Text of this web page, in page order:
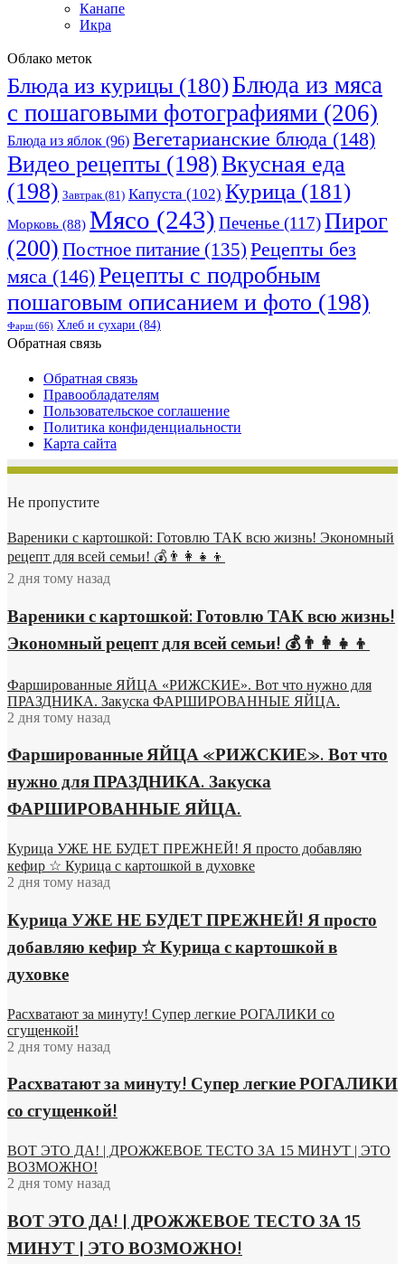
Канапе
Икра
Облако меток
Блюда из курицы (180)Блюда из мяса
с пошаговыми фотографиями (206)
Блюда из яблок (96) Вегетарианские блюда (148)
Видео рецепты (198)Вкусная еда
(198) Завтрак(81) Капуста (102) Курица (181)
Морковь (88) Мясо (243) Печенье (117)Пирог
(200) Постное питание (135) Рецепты без
мяса (146)Рецепты с подробным
пошаговым описанием и фото (198)
Фарш(66) Хлеб и сухари (84)
Обратная связь
Обратная связь
Правообладателям
Пользовательское соглашение
Политика конфиденциальности
Карта сайта
Не пропустите
Вареники с картошкой: Готовлю ТАК всю жизнь! Экономный
рецепт для всей семьи! 💰👨👩👧👦
2 дня тому назад
Вареники с картошкой: Готовлю ТАК всю жизнь!
Экономный рецепт для всей семьи! 💰👨👩👧👦
Фаршированные ЯЙЦА «РИЖСКИЕ». Вот что нужно для
ПРАЗДНИКА. Закуска ФАРШИРОВАННЫЕ ЯЙЦА.
2 дня тому назад
Фаршированные ЯЙЦА «РИЖСКИЕ». Вот что
нужно для ПРАЗДНИКА. Закуска
ФАРШИРОВАННЫЕ ЯЙЦА.
Курица УЖЕ НЕ БУДЕТ ПРЕЖНЕЙ! Я просто добавляю
кефир ☆ Курица с картошкой в духовке
2 дня тому назад
Курица УЖЕ НЕ БУДЕТ ПРЕЖНЕЙ! Я просто
добавляю кефир ☆ Курица с картошкой в
духовке
Расхватают за минуту! Супер легкие РОГАЛИКИ со
сгущенкой!
2 дня тому назад
Расхватают за минуту! Супер легкие РОГАЛИКИ
со сгущенкой!
ВОТ ЭТО ДА! | ДРОЖЖЕВОЕ ТЕСТО ЗА 15 МИНУТ | ЭТО
ВОЗМОЖНО!
2 дня тому назад
ВОТ ЭТО ДА! | ДРОЖЖЕВОЕ ТЕСТО ЗА 15
МИНУТ | ЭТО ВОЗМОЖНО!